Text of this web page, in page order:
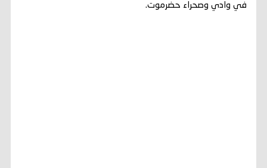
في وادي وصحراء حضرموت.